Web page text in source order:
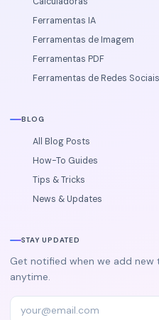
Ferramentas IA
Ferramentas de Imagem
Ferramentas PDF
Ferramentas de Redes Sociais
BLOG
All Blog Posts
How-To Guides
Tips & Tricks
News & Updates
STAY UPDATED
Get notified when we add new
anytime.